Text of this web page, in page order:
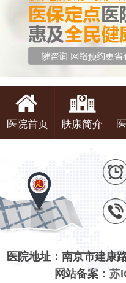
医院首页 肤康简介
医院地址：南京市建康
网站备案： 苏